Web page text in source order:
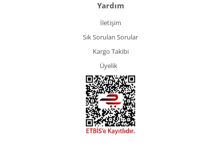
Yardım
İletişim
Sık Sorulan Sorular
Kargo Takibi
Üyelik